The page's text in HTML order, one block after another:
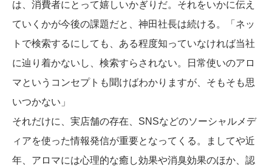
は、消費者にとって嬉しいかぎりだ。それをいかに伝え
ていくかが今後の課題だと、神田社長は続ける。「ネッ
トで検索するにしても、ある程度知っていなければ当社
に辿り着かないし、検索すらされない。日常使いのアロ
マというコンセプトも聞けばわかりますが、そもそも思
いつかない」
それだけに、実店舗の存在、SNSなどのソーシャルメデ
ィアを使った情報発信が重要となってくる。ましてや近
年、アロマには心理的な癒し効果や消臭効果のほか、認